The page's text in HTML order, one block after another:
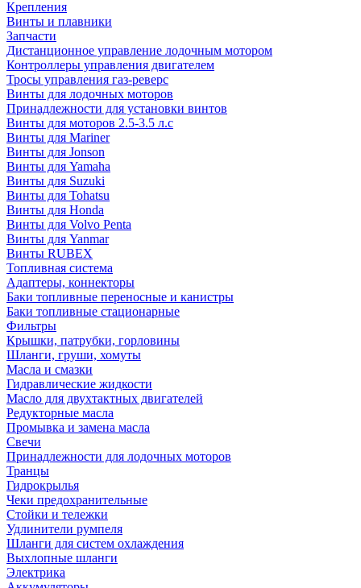
Крепления
Винты и плавники
Запчасти
Дистанционное управление лодочным мотором
Контроллеры управления двигателем
Тросы управления газ-реверс
Винты для лодочных моторов
Принадлежности для установки винтов
Винты для моторов 2.5-3.5 л.с
Винты для Mariner
Винты для Jonson
Винты для Yamaha
Винты для Suzuki
Винты для Tohatsu
Винты для Honda
Винты для Volvo Penta
Винты для Yanmar
Винты RUBEX
Топливная система
Адаптеры, коннекторы
Баки топливные переносные и канистры
Баки топливные стационарные
Фильтры
Крышки, патрубки, горловины
Шланги, груши, хомуты
Масла и смазки
Гидравлические жидкости
Масло для двухтактных двигателей
Редукторные масла
Промывка и замена масла
Свечи
Принадлежности для лодочных моторов
Транцы
Гидрокрылья
Чеки предохранительные
Стойки и тележки
Удлинители румпеля
Шланги для систем охлаждения
Выхлопные шланги
Электрика